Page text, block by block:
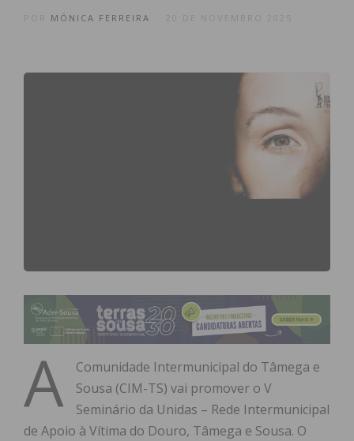
MÓNICA FERREIRA
A
Comunidade Intermunicipal do Tâmega e
Sousa (CIM-TS) vai promover o V
Seminário da Unidas – Rede Intermunicipal
de Apoio à Vítima do Douro, Tâmega e Sousa. O